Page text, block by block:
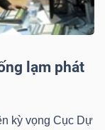
lạm phát
kỳ vọng Cục Dự